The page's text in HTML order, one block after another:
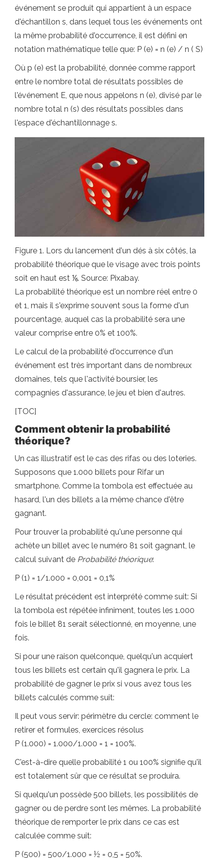
événement se produit qui appartient à un espace
d'échantillon s, dans lequel tous les événements ont
la même probabilité d'occurrence, il est défini en
notation mathématique telle que: P (e) = n (e) / n ( S)
Où p (e) est la probabilité, donnée comme rapport
entre le nombre total de résultats possibles de
l'événement E, que nous appelons n (e), divisé par le
nombre total n (s) des résultats possibles dans
l'espace d'échantillonnage s.
Figure 1. Lors du lancement d'un dés à six côtés, la
probabilité théorique que le visage avec trois points
soit en haut est ⅙. Source: Pixabay.
La probabilité théorique est un nombre réel entre 0
et 1, mais il s'exprime souvent sous la forme d'un
pourcentage, auquel cas la probabilité sera une
valeur comprise entre 0% et 100%.
Le calcul de la probabilité d'occurrence d'un
événement est très important dans de nombreux
domaines, tels que l'activité boursier, les
compagnies d'assurance, le jeu et bien d'autres.
[TOC]
Comment obtenir la probabilité
théorique?
Un cas illustratif est le cas des rifas ou des loteries.
Supposons que 1.000 billets pour Rifar un
smartphone. Comme la tombola est effectuée au
hasard, l'un des billets a la même chance d'être
gagnant.
Pour trouver la probabilité qu'une personne qui
achète un billet avec le numéro 81 soit gagnant, le
calcul suivant de Probabilité théorique:
P (1) = 1/1.000 = 0,001 = 0,1%
Le résultat précédent est interprété comme suit: Si
la tombola est répétée infiniment, toutes les 1.000
fois le billet 81 serait sélectionné, en moyenne, une
fois.
Si pour une raison quelconque, quelqu'un acquiert
tous les billets est certain qu'il gagnera le prix. La
probabilité de gagner le prix si vous avez tous les
billets calculés comme suit:
Il peut vous servir: périmètre du cercle: comment le
retirer et formules, exercices résolus
P (1.000) = 1.000/1.000 = 1 = 100%.
C'est-à-dire quelle probabilité 1 ou 100% signifie qu'il
est totalement sûr que ce résultat se produira.
Si quelqu'un possède 500 billets, les possibilités de
gagner ou de perdre sont les mêmes. La probabilité
théorique de remporter le prix dans ce cas est
calculée comme suit:
P (500) = 500/1.000 = ½ = 0,5 = 50%.